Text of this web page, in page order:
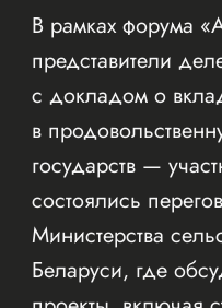
В рамках форума
представители
с докладом о
в
государств —
состоялись
Министерства
Беларуси, где